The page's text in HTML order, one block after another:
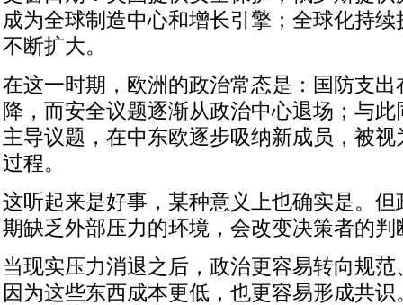
成为全球制造中心和增长引擎；全球化持
不断扩大。
在这一时期，欧洲的政治常态是：国防支
降，而安全议题逐渐从政治中心退场；与
主导议题，在中东欧逐步吸纳新成员，被视
过程。
这听起来是好事，某种意义上也确实是。
期缺乏外部压力的环境，会改变决策者的
当现实压力消退之后，政治更容易转向规
因为这些东西成本更低，也更容易形成共识